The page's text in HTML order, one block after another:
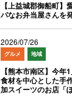
【上益城郡御船町
パなお弁当屋さんを
2026/07/26
グルメ 地域
【熊本市南区】今
食材を中心とした手
加スイーツのお店「